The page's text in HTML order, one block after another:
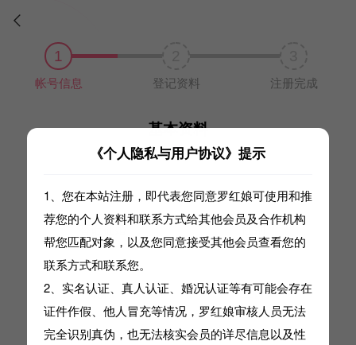

1
帐号信息 登记资料 注册完成
基本资料
请完善以下真实信息，否则将不能通过审核
替谁征婚
请选择
性别
请选择
昵称
请输入
生日
请选择
《个人隐私与用户协议》提示
1、您在本站注册，即代表您同意罗红娘可使用和推
荐您的个人资料和联系方式给其他会员及合作机构
帮您匹配对象，以及您同意接受其他会员查看您的
联系方式和联系您。
2、实名认证、真人认证、婚况认证等有可能会存在
证件作假、他人冒充等情况， 罗红娘审核人员无法
完全识别真伪，也无法核实会员的详尽信息以及性